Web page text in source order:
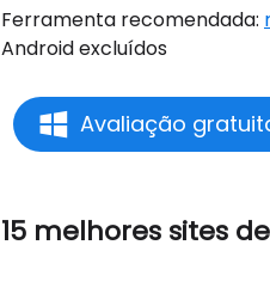
Ferramenta recomendada:
Android excluídos
Avaliação
15 melhores sites